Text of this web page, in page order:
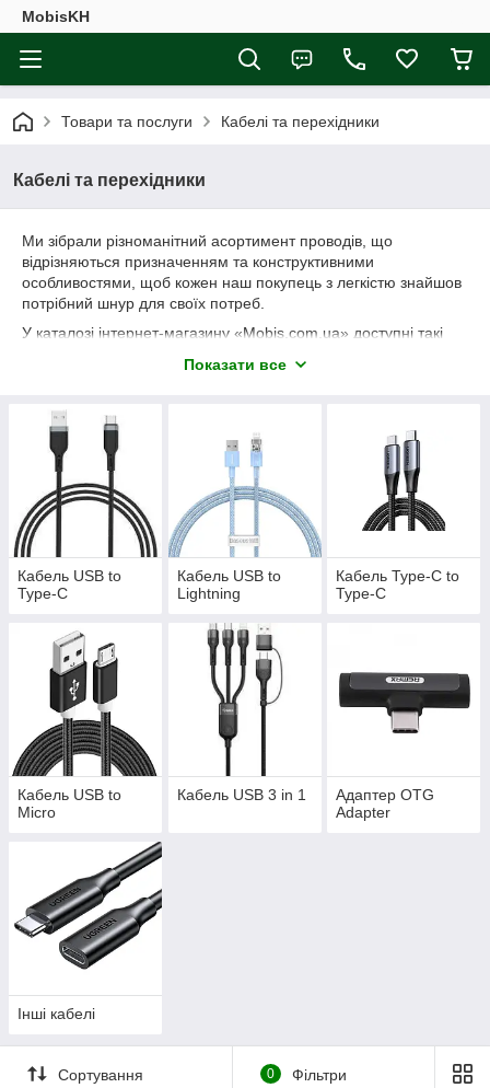
MobisKH
Товари та послуги Кабелі та перехідники
Кабелі та перехідники
Ми зібрали різноманітний асортимент проводів, що
відрізняються призначенням та конструктивними
особливостями, щоб кожен наш покупець з легкістю знайшов
потрібний шнур для своїх потреб.
У каталозі інтернет-магазину «Mobis.com.ua» доступні такі
перехідники: дозволяють з'єднувати різні гаджети.
Використовуються для підключення периферійних
пристроїв, наприклад навушників до мобільного
телефону;
кабелі: призначені для проводового з'єднання
приладів, наприклад, монітора та системного блоку,
телевізора та миші, смартфона та клавіатури;
кабелі для навушників: забезпечують підключення
несумісні;
OTG-кабель: зв'язує два девайси без використання
USB-хоста. Таким чином, можна з'єднувати смартфон/
планшет із флешкою, жорстким диском, геймпадом,
клавіатурою, принтером тощо;
антенний кабель: призначений для підключення
телевізора до антени.
довжиною, конструкцією та кольором. На Mobis.com.ua ви
знайдете кабелі та перехідники для ПК та монітора, для
зарядки, для принтера, для навушників та інших електронних
пристроїв.
Показати все
Кабель USB to
Type-C
Кабель USB to
Lightning
Кабель Type-C to
Type-C
Кабель USB to
Micro
Кабель USB 3 in 1
Адаптер OTG
Adapter
Інші кабелі
Сортування 0 Фільтри